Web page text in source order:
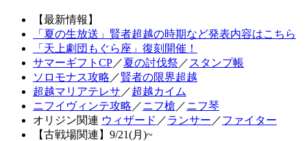
【最新情報】
「夏の生放送」賢者超越の時期など発表内容はこちら
「天上劇団もぐら座」復刻開催！
サマーギフトCP／夏の討伐祭 ／ スタンプ帳
ソロモナス攻略 ／賢者の限界超越
超越マリアテレサ ／超越カイム
ニフイヴィンテ攻略 ／ニフ槍 ／ニフ琴
オリジン関連 ウィザード ／ランサー ／ファイター
【古戦場関連】9/21(月)~